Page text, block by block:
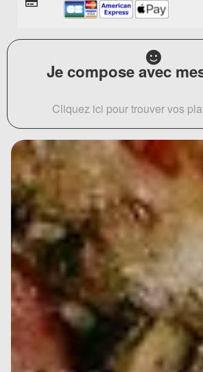
Je compose avec
Cliquez ici pour trouver vos